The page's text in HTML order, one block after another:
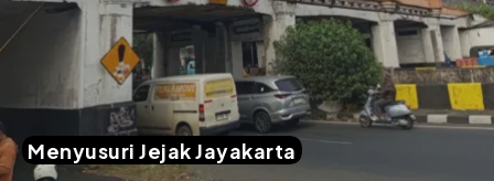
Menyusuri Jejak Jayakarta